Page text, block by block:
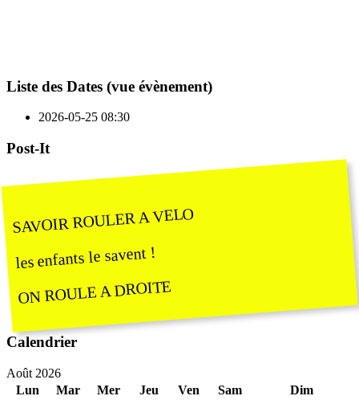
Liste des Dates (vue évènement)
2026-05-25 08:30
Post-It
SAVOIR ROULER A VELO
les enfants le savent !
ON ROULE A DROITE
Calendrier
Août 2026
Lun
Mar Mer Jeu Ven Sam
Dim